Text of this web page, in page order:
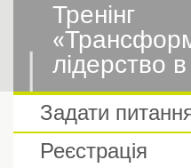
Тренінг
лідерство в
Задати
Реєстрація